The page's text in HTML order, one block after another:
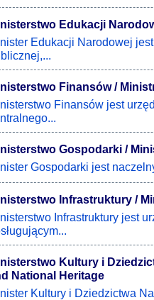
Edukacji
Edukacji Narodowej
Finansów /
Finansów jest
Gospodarki /
Gospodarki jest
Infrastruktury /
Infrastruktury jest
Kultury i
National Heritage
Kultury i Dziedzictwa